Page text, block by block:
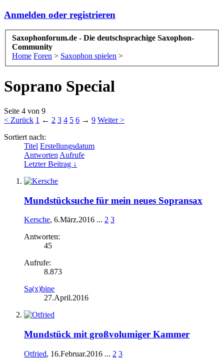
Anmelden oder registrieren
Saxophonforum.de - Die deutschsprachige Saxophon-
Community
Home Foren > Saxophon spielen >
Soprano Special
Seite 4 von 9
< Zurück 1 ← 2 3 4 5 6 → 9 Weiter >
Sortiert nach:
Titel Erstellungsdatum
Antworten Aufrufe
Letzter Beitrag ↓
Mundstücksuche für mein neues Sopransax
Kersche, 6.März.2016 ... 2 3
Antworten:
45
Aufrufe:
8.873
Sa(x)bine
27.April.2016
Mundstück mit großvolumiger Kammer
Otfried, 16.Februar.2016 ... 2 3